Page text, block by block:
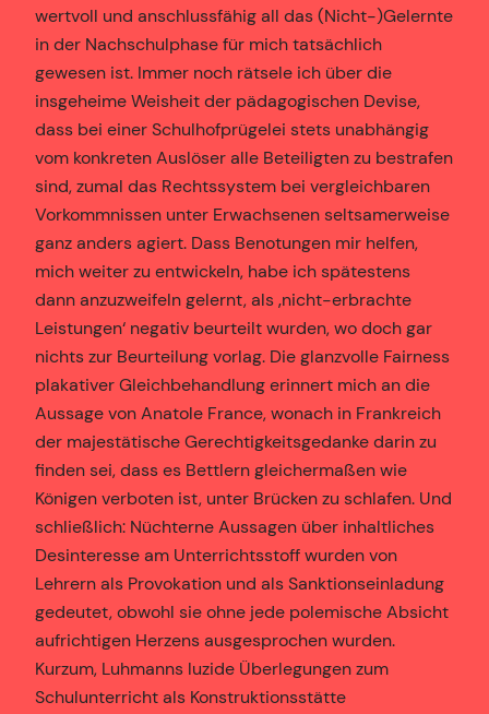
wertvoll und anschlussfähig all das (Nicht-)Gelernte
in der Nachschulphase für mich tatsächlich
gewesen ist. Immer noch rätsele ich über die
insgeheime Weisheit der pädagogischen Devise,
dass bei einer Schulhofprügelei stets unabhängig
vom konkreten Auslöser alle Beteiligten zu bestrafen
sind, zumal das Rechtssystem bei vergleichbaren
Vorkommnissen unter Erwachsenen seltsamerweise
ganz anders agiert. Dass Benotungen mir helfen,
mich weiter zu entwickeln, habe ich spätestens
dann anzuzweifeln gelernt, als ‚nicht-erbrachte
Leistungen‘ negativ beurteilt wurden, wo doch gar
nichts zur Beurteilung vorlag. Die glanzvolle Fairness
plakativer Gleichbehandlung erinnert mich an die
Aussage von Anatole France, wonach in Frankreich
der majestätische Gerechtigkeitsgedanke darin zu
finden sei, dass es Bettlern gleichermaßen wie
Königen verboten ist, unter Brücken zu schlafen. Und
schließlich: Nüchterne Aussagen über inhaltliches
Desinteresse am Unterrichtsstoff wurden von
Lehrern als Provokation und als Sanktionseinladung
gedeutet, obwohl sie ohne jede polemische Absicht
aufrichtigen Herzens ausgesprochen wurden.
Kurzum, Luhmanns luzide Überlegungen zum
Schulunterricht als Konstruktionsstätte